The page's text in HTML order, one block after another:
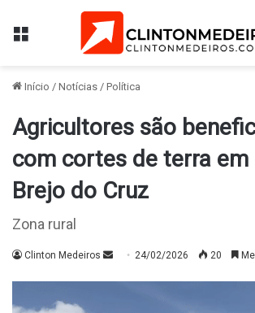
Menu
Início / Notícias / Política
Agricultores são
com cortes de terra em
Brejo do Cruz
Zona rural
Clinton Medeiros
Mande24/02/2026 20